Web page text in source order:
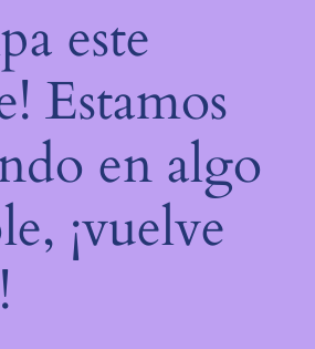
este
Estamos
en algo
¡vuelve